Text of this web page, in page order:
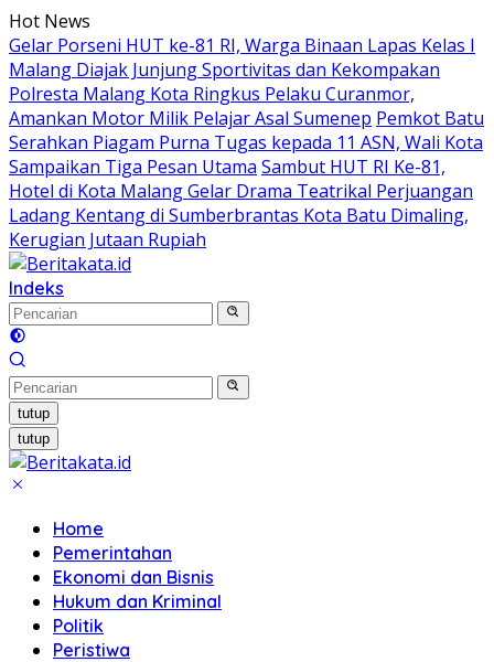
Langsung
ke
konten
Hot News
Gelar Porseni HUT ke-81 RI, Warga Binaan Lapas Kelas I
Malang Diajak Junjung Sportivitas dan Kekompakan
Polresta Malang Kota Ringkus Pelaku Curanmor,
Amankan Motor Milik Pelajar Asal Sumenep Pemkot Batu
Serahkan Piagam Purna Tugas kepada 11 ASN, Wali Kota
Sampaikan Tiga Pesan Utama Sambut HUT RI Ke-81,
Hotel di Kota Malang Gelar Drama Teatrikal Perjuangan
Ladang Kentang di Sumberbrantas Kota Batu Dimaling,
Kerugian Jutaan Rupiah
Indeks
tutup
tutup
Home
Pemerintahan
Ekonomi dan Bisnis
Hukum dan Kriminal
Politik
Peristiwa